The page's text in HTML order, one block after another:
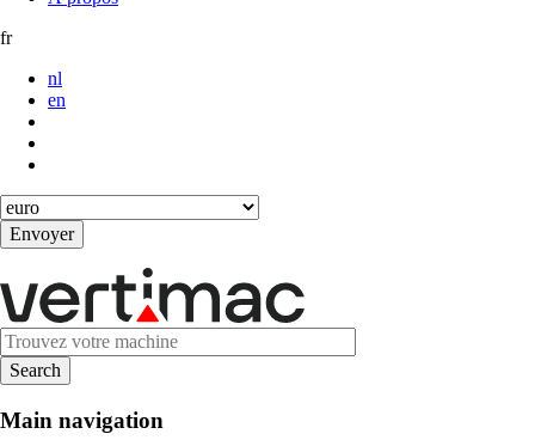
fr
nl
en
Main navigation